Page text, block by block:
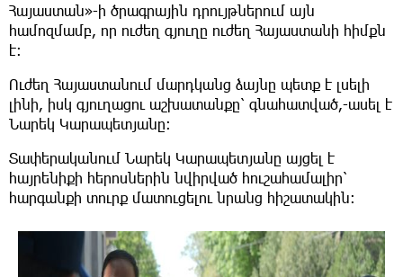
Հայաստան»-ի ծրագրային դրույթներում այն
համոզմամբ, որ ուժեղ գյուղը ուժեղ Հայաստանի հիմքն
է։
Ուժեղ Հայաստանում մարդկանց ձայնը պետք է լսելի
լինի, իսկ գյուղացու աշխատանքը՝ գնահատված,-ասել է
Նարեկ Կարապետյանը։
Տափերականում Նարեկ Կարապետյանը այցել է
հայրենիքի հերոսներին նվիրված հուշահամալիր՝
հարգանքի տուրք մատուցելու նրանց հիշատակին։